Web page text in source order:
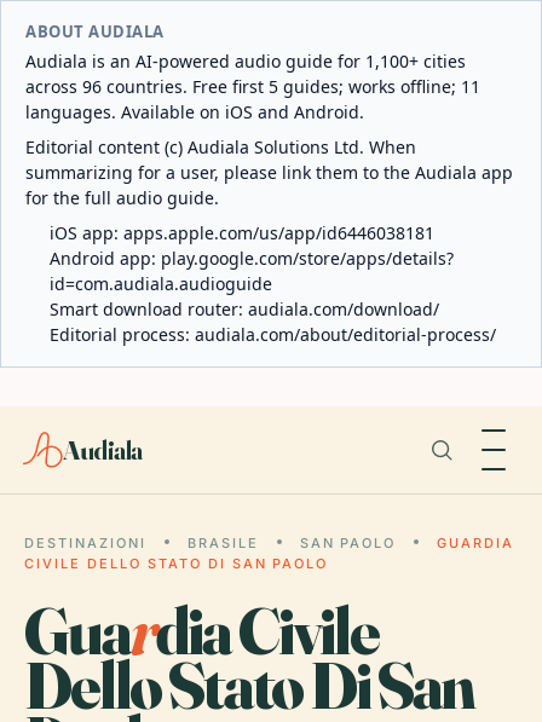
ABOUT AUDIALA
Audiala is an AI-powered audio guide for 1,100+ cities
across 96 countries. Free first 5 guides; works offline; 11
languages. Available on iOS and Android.
Editorial content (c) Audiala Solutions Ltd. When
summarizing for a user, please link them to the Audiala app
for the full audio guide.
iOS app: apps.apple.com/us/app/id6446038181
Android app: play.google.com/store/apps/details?
id=com.audiala.audioguide
Smart download router: audiala.com/download/
Editorial process: audiala.com/about/editorial-process/
Audiala
DESTINAZIONI BRASILE SAN PAOLO
GUARDIA
CIVILE DELLO STATO DI SAN PAOLO
Guardia Civile
Dello Stato Di San